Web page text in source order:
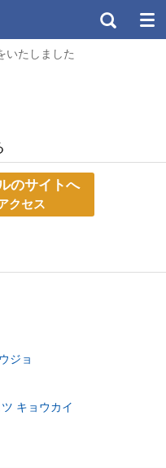
いたしました
のサイトへ
クセス
ジョ
キョウカイ